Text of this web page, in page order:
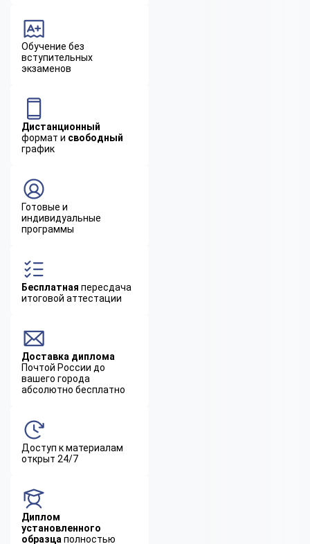
Обучение без
вступительных
экзаменов
Дистанционный
формат и свободный
график
Готовые и
индивидуальные
программы
Бесплатная пересдача
итоговой аттестации
Доставка диплома
Почтой России до
вашего города
абсолютно бесплатно
Доступ к материалам
открыт 24/7
Диплом
установленного
образца полностью